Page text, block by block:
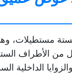
مستطيلات،
الأطراف الستة